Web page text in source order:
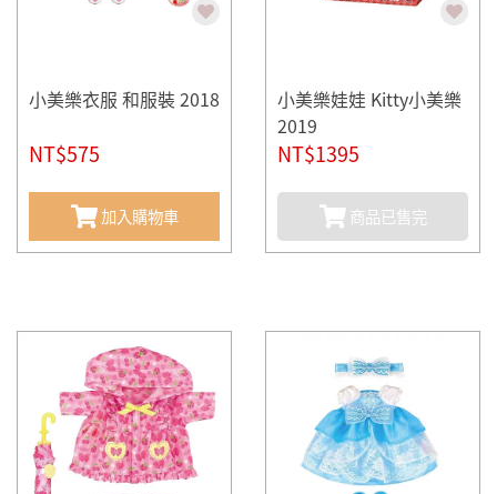
小美樂衣服 和服裝 2018
NT$575
加入購物車
小美樂娃娃 Kitty小美樂
2019
NT$1395
商品已售完